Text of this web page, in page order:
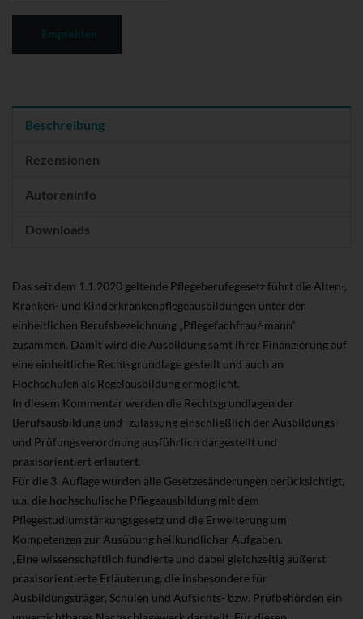
Beschreibung
Rezensionen
Autoreninfo
Downloads
Das seit dem 1.1.2020 geltende Pflegeberufegesetz führt die Alten-,
Kranken- und Kinderkrankenpflegeausbildungen unter der
einheitlichen Berufsbezeichnung „Pflegefachfrau/-mann“
zusammen. Damit wird die Ausbildung samt ihrer Finanzierung auf
eine einheitliche Rechtsgrundlage gestellt und auch an
Hochschulen als Regelausbildung ermöglicht.
In diesem Kommentar werden die Rechtsgrundlagen der
Berufsausbildung und -zulassung einschließlich der Ausbildungs-
und Prüfungsverordnung ausführlich dargestellt und
praxisorientiert erläutert.
Für die 3. Auflage wurden alle Gesetzesänderungen berücksichtigt,
u.a. die hochschulische Pflegeausbildung mit dem
Pflegestudiumstärkungsgesetz und die Erweiterung um
Kompetenzen zur Ausübung heilkundlicher Aufgaben.
„Eine wissenschaftlich fundierte und dabei gleichzeitig äußerst
praxisorientierte Erläuterung, die insbesondere für
Ausbildungsträger, Schulen und Aufsichts- bzw. Prüfbehörden ein